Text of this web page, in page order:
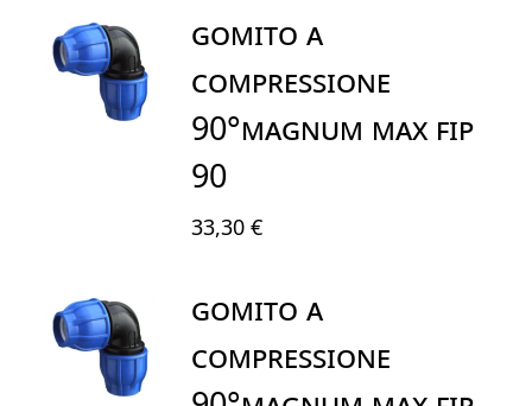
GOMITO A
COMPRESSIONE
90°MAGNUM MAX FIP
90
33,30 €
GOMITO A
COMPRESSIONE